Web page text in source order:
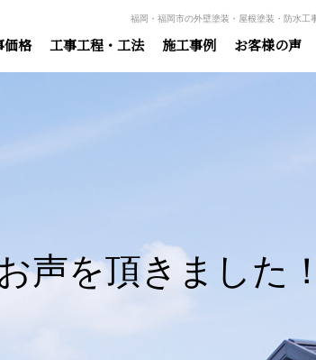
福岡・福岡市の外壁塗装・屋根塗装・防水工
価格 工事工程・工法 施工事例 お客様の声
声を頂きました！